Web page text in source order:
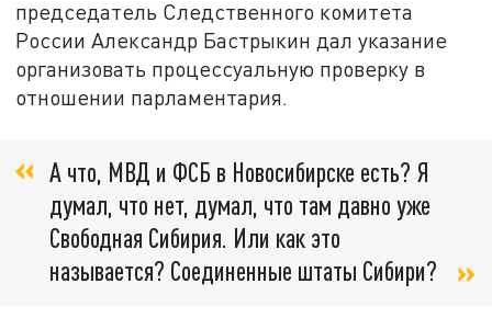
председатель Следственного комитета
России Александр Бастрыкин дал указание
организовать процессуальную проверку в
отношении парламентария.
А что, МВД и ФСБ в Новосибирске есть? Я
думал, что нет, думал, что там давно уже
Свободная Сибирия. Или как это
называется? Соединенные штаты Сибири?